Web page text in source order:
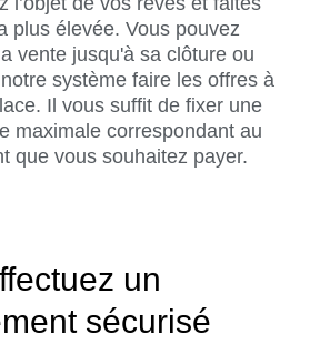
plus élevée. Vous pouvez
vente jusqu'à sa clôture ou
système faire les offres à
Il vous suffit de fixer une
maximale correspondant au
que vous souhaitez payer.
un
sécurisé